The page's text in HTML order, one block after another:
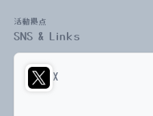
活動拠点
SNS & Links
X